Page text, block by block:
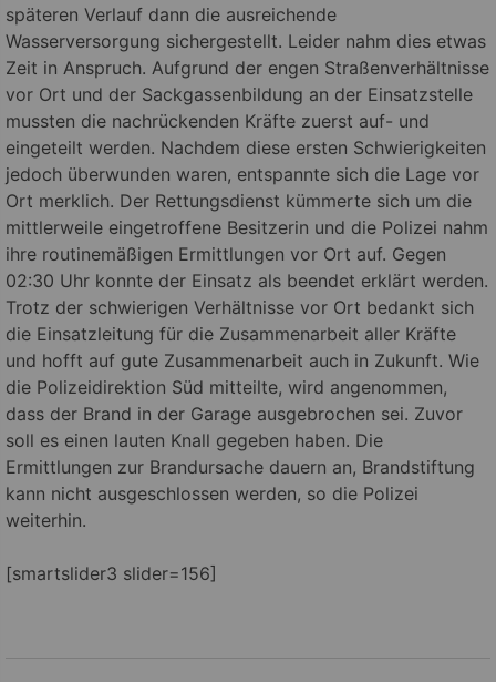
späteren Verlauf dann die ausreichende
Wasserversorgung sichergestellt. Leider nahm dies etwas
Zeit in Anspruch. Aufgrund der engen Straßenverhältnisse
vor Ort und der Sackgassenbildung an der Einsatzstelle
mussten die nachrückenden Kräfte zuerst auf- und
eingeteilt werden. Nachdem diese ersten Schwierigkeiten
jedoch überwunden waren, entspannte sich die Lage vor
Ort merklich. Der Rettungsdienst kümmerte sich um die
mittlerweile eingetroffene Besitzerin und die Polizei nahm
ihre routinemäßigen Ermittlungen vor Ort auf. Gegen
02:30 Uhr konnte der Einsatz als beendet erklärt werden.
Trotz der schwierigen Verhältnisse vor Ort bedankt sich
die Einsatzleitung für die Zusammenarbeit aller Kräfte
und hofft auf gute Zusammenarbeit auch in Zukunft. Wie
die Polizeidirektion Süd mitteilte, wird angenommen,
dass der Brand in der Garage ausgebrochen sei. Zuvor
soll es einen lauten Knall gegeben haben. Die
Ermittlungen zur Brandursache dauern an, Brandstiftung
kann nicht ausgeschlossen werden, so die Polizei
weiterhin.
[smartslider3 slider=156]